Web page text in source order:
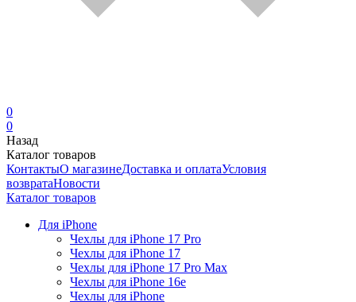
0
0
Назад
Каталог товаров
КонтактыО магазинеДоставка и оплатаУсловия
возвратаНовости
Каталог товаров
Для iPhone
Чехлы для iPhone 17 Pro
Чехлы для iPhone 17
Чехлы для iPhone 17 Pro Max
Чехлы для iPhone 16e
Чехлы для iPhone